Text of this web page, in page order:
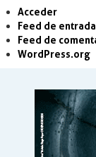
Acceder
Feed de
Feed de
WordPress.org